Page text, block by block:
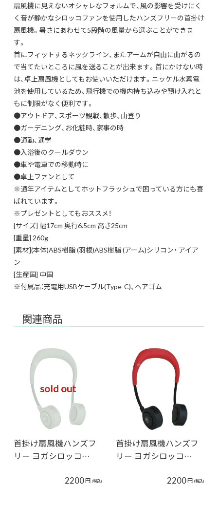
扇風機に見えないオシャレなフォルムで、風の影響を受けにく
く音が静かなシロッコファンを使用したハンズフリーの首掛け
扇風機。暑さにあわせて5段階の風量から選ぶことができま
す。
首にフィットするネックライン、またアームが自由に曲がるの
で当てたいところに風を送ることが出来ます。首にかけない時
は、卓上扇風機としてもお使いいただけます。ニッケル水素電
池を使用しているため、飛行機での機内持ち込みや預け入れと
もに制限がなく便利です。
●アウトドア、スポーツ観戦、散歩、山登り
●ガーデニング、お化粧時、家事の時
●通勤、通学
●入浴後のクールダウン
●車や電車での移動時に
●卓上ファンとして
※通年アイテムとしてホットフラッシュで困っている方にも喜
ばれています。
※プレゼントとしてもおススメ！
[サイズ] 幅17cm 奥行6.5cm 高さ25cm
[重量] 260g
[素材](本体)ABS樹脂 (羽根)ABS樹脂 (アーム)シリコン・ アイア
ン
[生産国] 中国
※付属品：充電用USBケーブル(Type-C)、ヘアゴム
関連商品
sold out
首掛け扇風機ハンズフ
リー ヨガシロッコ…
2200円 (税込)
首掛け扇風機ハンズフ
リー ヨガシロッコ…
2200円 (税込)